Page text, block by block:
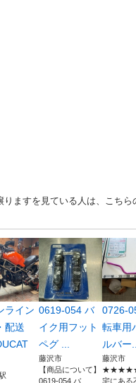
ますを見ている人は、こちら
ライン
配送
0619-054 バ
イク用フット
ペグ ...
藤沢市
【商品について】
0619-054 バ...
0726-
転車用
ルバー...
藤沢市
★★★★★
宅にある